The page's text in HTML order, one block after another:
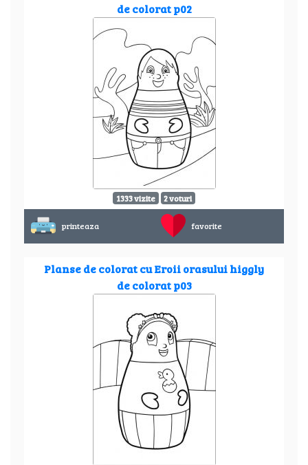
de colorat p02
1333 vizite 2 voturi
printeaza favorite
Planse de colorat cu Eroii orasului higgly
de colorat p03